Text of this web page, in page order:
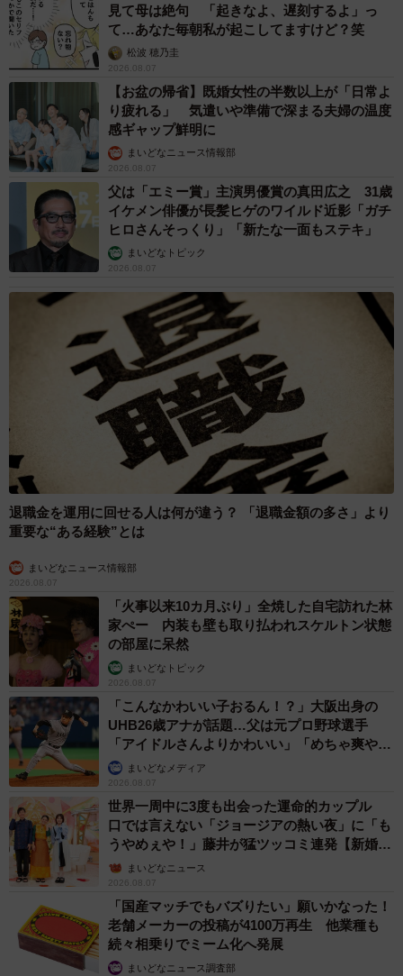
今後、教務業務の効率化を進めるために、あなたが必要だと感じる取り
組み（提供画像）
最後に、「今後、教務業務の効率化を進めるために、必要
だと感じる取り組み」を尋ねたところ、「教員数・事務職
員数の増員」（58.3％）、「学校内の業務フローの抜本的
見直し」（43.8％）、「非効率な校務の削減（ペーパーレ
ス化・会議など）」（33.9％）が上位に挙がり、人員増員
への要望は根強いものの、即効性のある施策として「業務
フローの見直し」や「非効率な校務の削減」への期待も高
まっていることがうかがえました。
見て母は絶句 「起きなよ、遅刻するよ」っ
て…あなた毎朝私が起こしてますけど？笑
松波 穂乃圭
2026.08.07
【お盆の帰省】既婚女性の半数以上が「日常よ
り疲れる」 気遣いや準備で深まる夫婦の温度
感ギャップ鮮明に
まいどなニュース情報部
2026.08.07
父は「エミー賞」主演男優賞の真田広之 31歳
イケメン俳優が長髪ヒゲのワイルド近影「ガチ
ヒロさんそっくり」「新たな一面もステキ」
まいどなトピック
2026.08.07
退職金を運用に回せる人は何が違う？ 「退職金額の多さ」より
重要な“ある経験”とは
まいどなニュース情報部
2026.08.07
「火事以来10カ月ぶり」全焼した自宅訪れた林
家ぺー 内装も壁も取り払われスケルトン状態
の部屋に呆然
まいどなトピック
2026.08.07
「こんなかわいい子おるん！？」大阪出身の
UHB26歳アナが話題…父は元プロ野球選手
「アイドルさんよりかわいい」「めちゃ爽や
か」まいどなメディア
2026.08.07
世界一周中に3度も出会った運命的カップル
口では言えない「ジョージアの熱い夜」に「も
うやめぇや！」藤井が猛ツッコミ連発【新婚さ
ん】まいどなニュース
2026.08.07
「国産マッチでもバズりたい」願いかなった！
老舗メーカーの投稿が4100万再生 他業種も
続々相乗りでミーム化へ発展
まいどなニュース調査部